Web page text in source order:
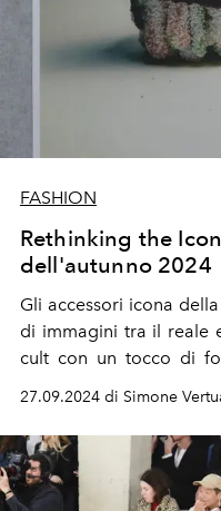
FASHION
Rethinking the
dell'autunno 2024
Gli accessori icona
di immagini tra il reale
cult con un tocco di
architettonica, di una
domestico.
27.09.2024 di Simone